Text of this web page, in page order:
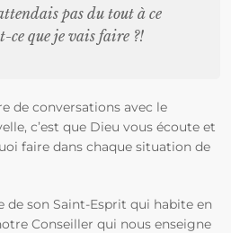
pas du tout à ce
ce que je vais faire ?!
de conversations avec le
c’est que Dieu vous écoute et
faire dans chaque situation de
de son Saint-Esprit qui habite en
Conseiller qui nous enseigne